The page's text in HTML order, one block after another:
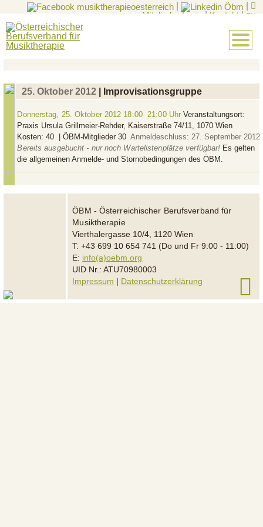
Mitglieder-Login
| Kontakt | EN
25. Oktober 2012 | Improvisationsgruppe
Donnerstag, 25. Oktober 2012 18:00  21:00 Uhr Veranstaltungsort:
Praxis Ursula Grillmeier‐Rehder, Kaiserstraße 74/11, 1070 Wien
Kosten: 40  | ÖBM-Mitglieder 30 Anmeldeschluss: 27. September 2012
Bereits ausgebucht - nur noch Wartelistenplätze verfügbar! Es gelten
die allgemeinen Anmelde- und Stornobedingungen des ÖBM.
ÖBM - Österreichischer Berufsverband für
Musiktherapie
Vierthalergasse 10/4, 1120 Wien
T: +43 699 10 654 741 (Do und Fr 9:00 - 11:00)
E: info(a)oebm.org
UID Nr.: ATU70980003
Impressum
Datenschutzerklärung